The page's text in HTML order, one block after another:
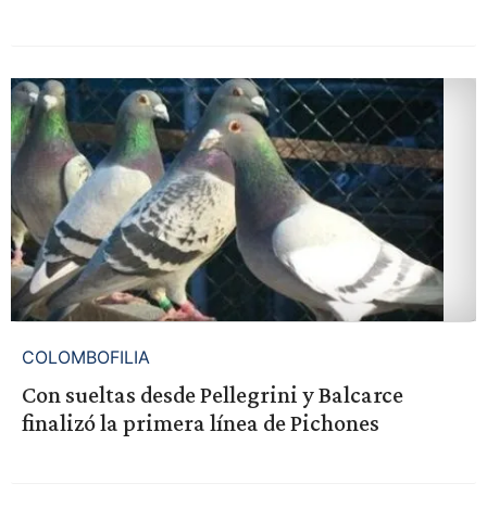
COLOMBOFILIA
Con sueltas desde Pellegrini y Balcarce
finalizó la primera línea de Pichones